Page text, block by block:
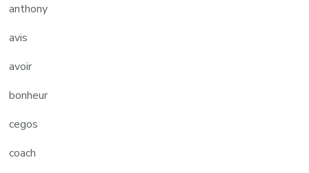
anthony
avis
avoir
bonheur
cegos
coach